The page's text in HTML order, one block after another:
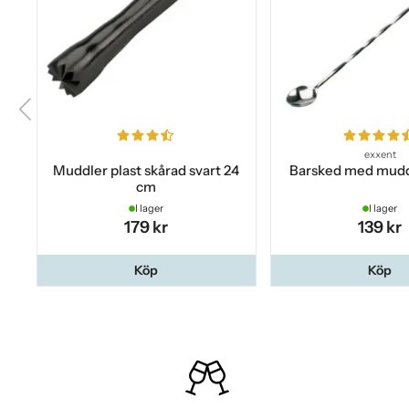
Muddler plast skårad svart 24
cm
I lager
179 kr
Köp
exxent
Barsked med
I lager
139 kr
Köp